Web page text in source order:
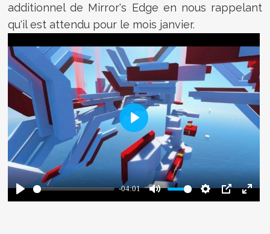
additionnel de Mirror's Edge en nous rappelant
qu'il est attendu pour le mois janvier.